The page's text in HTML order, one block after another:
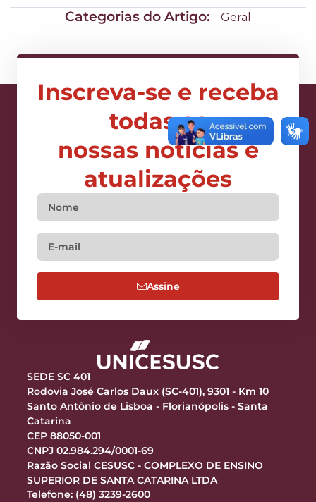
Categorias do Artigo: Geral
Inscreva-se e receba
todas as
nossas notícias e
atualizações
Assine
SEDE SC 401
Rodovia José Carlos Daux (SC-401), 9301 - Km 10
Santo Antônio de Lisboa - Florianópolis - Santa
Catarina
CEP 88050-001
CNPJ 02.984.294/0001-69
Razão Social CESUSC - COMPLEXO DE ENSINO
SUPERIOR DE SANTA CATARINA LTDA
Telefone: (48) 3239-2600